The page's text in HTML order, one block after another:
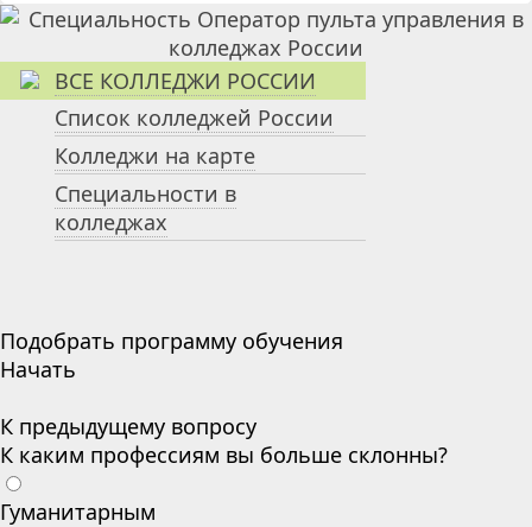
ВСЕ КОЛЛЕДЖИ РОССИИ
Список колледжей России
Колледжи на карте
Специальности в
колледжах
Подобрать программу обучения
Начать
К предыдущему вопросу
К каким профессиям вы больше склонны?
Гуманитарным